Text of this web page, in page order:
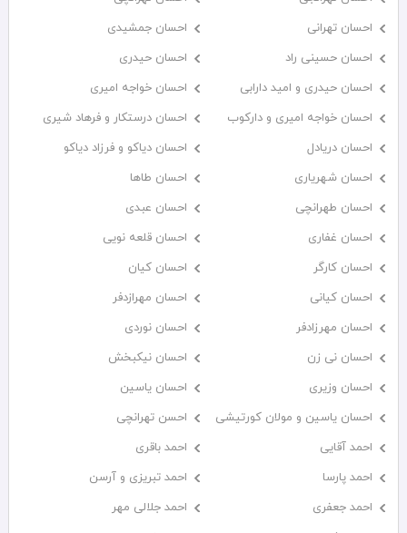
احسان تهرانی
احسان جمشیدی
احسان حسینی راد
احسان حیدری
احسان حیدری و امید دارابی
احسان خواجه امیری
احسان خواجه امیری و دارکوب
احسان درستكار و فرهاد شيرى
احسان دریادل
احسان دیاکو و فرزاد دیاکو
احسان شهریاری
احسان طاها
احسان طهرانچی
احسان عبدی
احسان غفاری
احسان قلعه نویی
احسان کارگر
احسان کیان
احسان کیانی
احسان مهرازدفر
احسان مهرزادفر
احسان نوردی
احسان نی زن
احسان نیکبخش
احسان وزیری
احسان یاسین
احسان یاسین و مولان کورتیشی
احسن تهرانچی
احمد آقایی
احمد باقری
احمد پارسا
احمد تبریزی و آرسن
احمد جعفری
احمد جلالی مهر